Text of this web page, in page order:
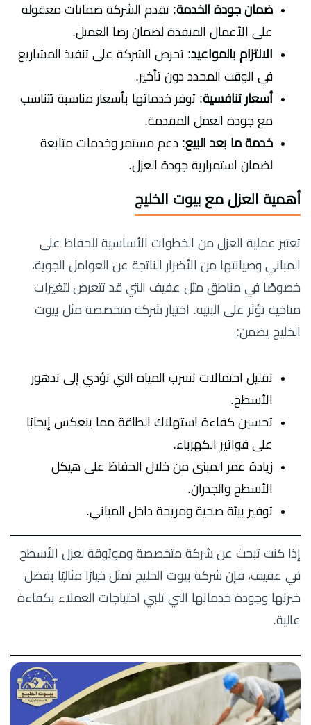
ضمان جودة الخدمة: تقدم الشركة ضمانات معقولة
على الأعمال المنفذة لضمان رضا العميل.
الالتزام بالمواعيد: تحرص الشركة على تنفيذ المشاريع
في الوقت المحدد دون تأخير.
أسعار تنافسية: توفر خدماتها بأسعار مناسبة تتناسب
مع جودة العمل المقدمة.
خدمة ما بعد البيع: دعم مستمر وخدمات متابعة
لضمان استمرارية جودة العزل.
أهمية العزل مع بيوت الخليج
تعتبر عملية العزل من الخطوات الأساسية للحفاظ على
المباني وصيانتها من الأضرار الناتجة عن العوامل الجوية،
خصوصًا في مناطق مثل عفيف التي قد تتعرض لتغيرات
مناخية تؤثر على البنية. اختيار شركة متخصصة مثل بيوت
الخليج يضمن:
تقليل احتمالات تسرب المياه التي تؤدي إلى تدهور
الأسطح.
تحسين كفاءة استهلاك الطاقة مما ينعكس إيجابًا
على فواتير الكهرباء.
زيادة عمر المبنى من خلال الحفاظ على هيكل
الأسطح والجدران.
توفير بيئة صحية ومريحة داخل المباني.
إذا كنت تبحث عن شركة متخصصة وموثوقة لعزل الأسطح
في عفيف، فإن شركة بيوت الخليج تمثل خيارًا مثاليًا بفضل
خبرتها وجودة خدماتها التي تلبي احتياجات العملاء بكفاءة
عالية.